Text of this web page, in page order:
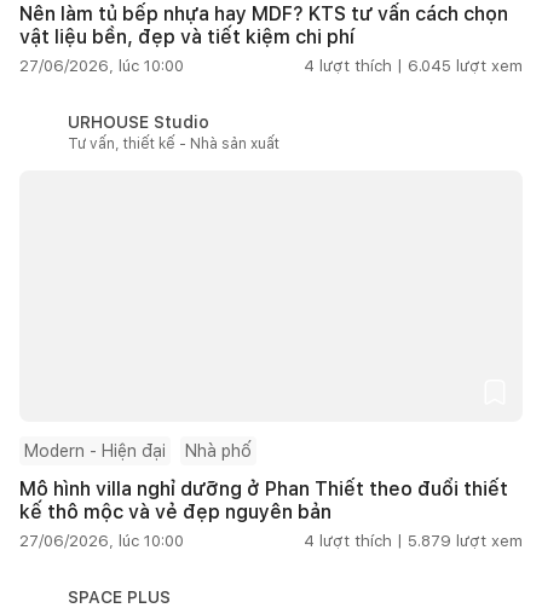
Nên làm tủ bếp nhựa hay MDF? KTS tư vấn cách chọn
vật liệu bền, đẹp và tiết kiệm chi phí
27/06/2026, lúc 10:00 4 lượt thích | 6.045 lượt xem
URHOUSE Studio
Tư vấn, thiết kế - Nhà sản xuất
Modern - Hiện đại Nhà phố
Mô hình villa nghỉ dưỡng ở Phan Thiết theo đuổi thiết
kế thô mộc và vẻ đẹp nguyên bản
27/06/2026, lúc 10:00 4 lượt thích | 5.879 lượt xem
SPACE PLUS